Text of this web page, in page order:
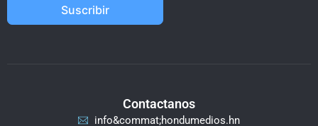
Suscribir
Contactanos
info&commat;hondumedios.hn